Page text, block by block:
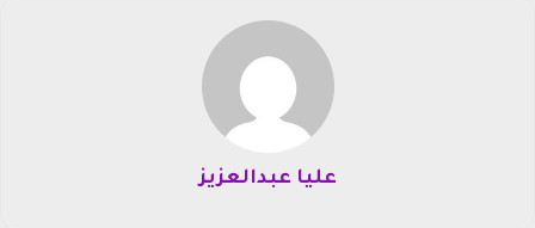
عليا عبدالعزيز